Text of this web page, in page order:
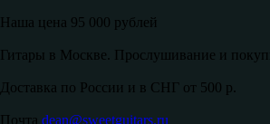
Наша цена 95 000 рублей
Гитары в Москве. Прослушивание и
Доставка по России и в СНГ от 500 р.
Почта dean@sweetguitars.ru